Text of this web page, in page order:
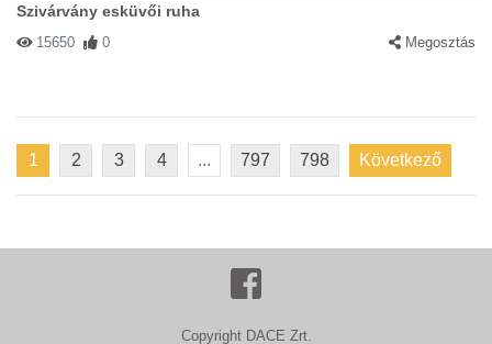
Szivárvány esküvői ruha
15650 0 Megosztás
1 2 3 4 ... 797 798 Következő
Copyright DACE Zrt.